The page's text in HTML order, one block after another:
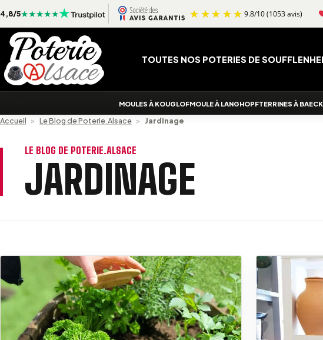
Aller au contenu
4,8/5 9.8/10
TOUTES NOS POTERIES DE
MOULES À KOUGLOFMOULE À LANGHOPFTERRINES À
Accueil > Le Blog de Poterie.Alsace > Jardinage
LE BLOG DE POTERIE.ALSACE
JARDINAGE